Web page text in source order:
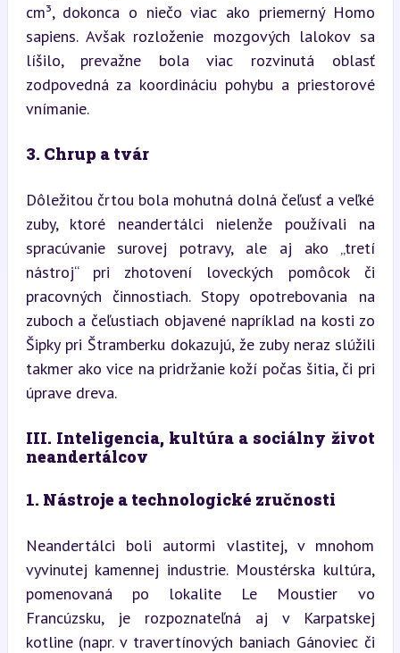
cm³, dokonca o niečo viac ako priemerný Homo
sapiens. Avšak rozloženie mozgových lalokov sa
líšilo, prevažne bola viac rozvinutá oblasť
zodpovedná za koordináciu pohybu a priestorové
vnímanie.
3. Chrup a tvár
Dôležitou črtou bola mohutná dolná čeľusť a veľké
zuby, ktoré neandertálci nielenže používali na
spracúvanie surovej potravy, ale aj ako „tretí
nástroj“ pri zhotovení loveckých pomôcok či
pracovných činnostiach. Stopy opotrebovania na
zuboch a čeľustiach objavené napríklad na kosti zo
Šipky pri Štramberku dokazujú, že zuby neraz slúžili
takmer ako vice na pridržanie koží počas šitia, či pri
úprave dreva.
III. Inteligencia, kultúra a sociálny život
neandertálcov
1. Nástroje a technologické zručnosti
Neandertálci boli autormi vlastitej, v mnohom
vyvinutej kamennej industrie. Moustérska kultúra,
pomenovaná po lokalite Le Moustier vo
Francúzsku, je rozpoznateľná aj v Karpatskej
kotline (napr. v travertínových baniach Gánoviec či